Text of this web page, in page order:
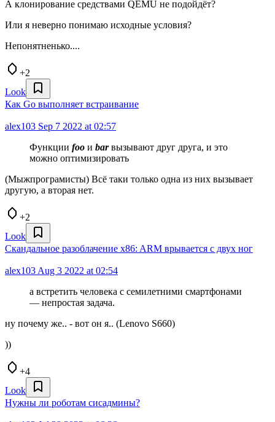
А клонирование средствами QEMU не подойдёт?
Или я неверно понимаю исходные условия?
Непонятненько....
+2
Look
Как Go выполняет встраивание
alex103 Sep 7 2022 at 02:57
Функции foo и barвызывают друг друга, и это
можно оптимизировать
(Мыжпрограмисты) Всё таки только одна из них вызывает
другую, а вторая нет.
+2
Look
Скандальное разоблачение x86: ARM врывается с двух ног
alex103 Aug 3 2022 at 02:54
а встретить человека с семилетними смартфонами
— непростая задача.
ну почему же.. - вот он я.. (Lenovo S660)
))
+4
Look
Нужны ли роботам сисадмины?